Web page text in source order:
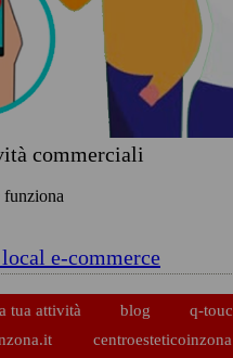
commerciali
funziona
e-commerce
tua attività blog
q-